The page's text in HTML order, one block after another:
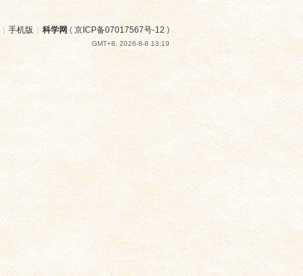
手机版 科学网 (京ICP备07017567号-12 )
GMT+8, 2026-8-8 13:19